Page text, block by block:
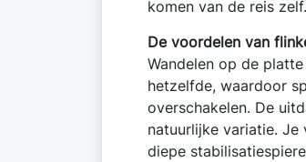
komen van de reis zelf.
De voordelen van
Wandelen op de
hetzelfde, waardoor
overschakelen. De
natuurlijke variatie. Je
diepe